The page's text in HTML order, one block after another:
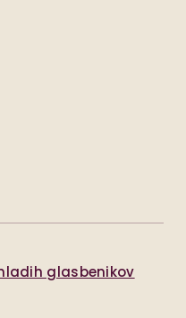
glasbenikov